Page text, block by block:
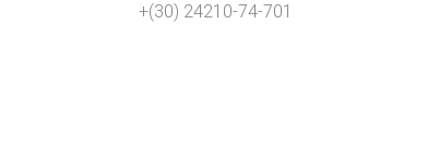
+(30) 24210-74-701